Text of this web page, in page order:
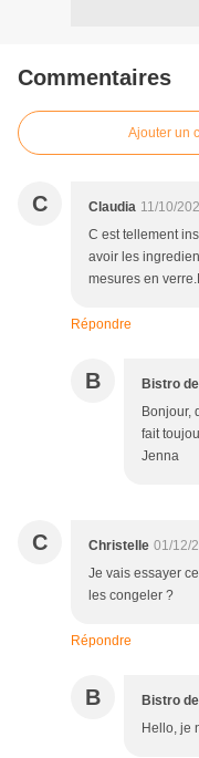
Commentaires
Ajouter un
C Claudia 11/10/
C est tellement
avoir les
mesures en
Répondre
B Bistro
Bonjour,
fait
Jenna
C Christelle 01/12/
Je vais essayer
les congeler ?
Répondre
B Bistro
Hello, je